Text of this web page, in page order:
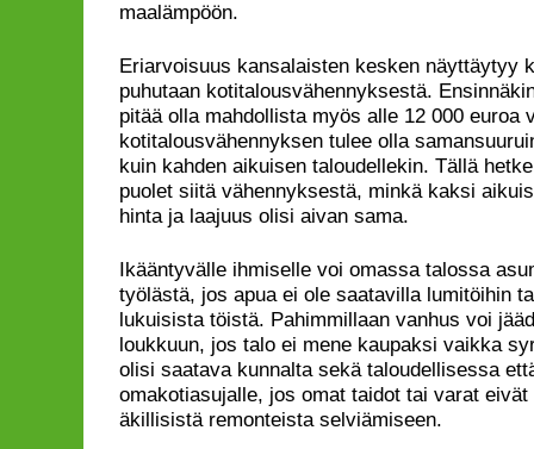
maalämpöön.
Eriarvoisuus kansalaisten kesken näyttäytyy
puhutaan kotitalousvähennyksestä.
pitää olla mahdollista myös alle 12 000 euroa
kotitalousvähennyksen tulee olla
kuin kahden aikuisen taloudellekin. Tällä
puolet siitä vähennyksestä, minkä kaksi
hinta ja laajuus olisi aivan sama.
Ikääntyvälle ihmiselle voi omassa talossa
työlästä, jos apua ei ole saatavilla lumitöihin
lukuisista töistä. Pahimmillaan vanhus voi
loukkuun, jos talo ei mene kaupaksi vaikka
olisi saatava kunnalta sekä taloudellisessa
omakotiasujalle, jos omat taidot tai varat
äkillisistä remonteista selviämiseen.